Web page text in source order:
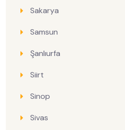
Sakarya
Samsun
Şanlıurfa
Siirt
Sinop
Sivas